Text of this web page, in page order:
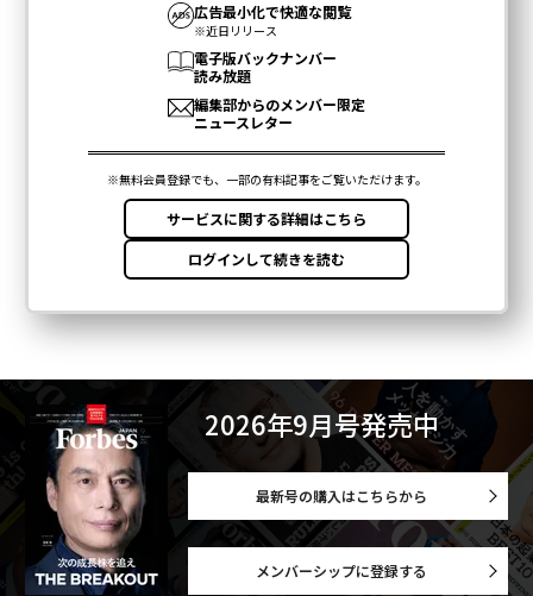
2026年9月号発売中
最新号の購入はこちらから
メンバーシップに登録する